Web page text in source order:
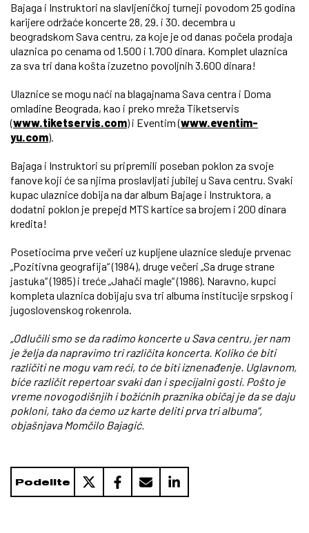
Bajaga i Instruktori na slavljeničkoj turneji povodom 25 godina
karijere održaće koncerte 28, 29. i 30. decembra u
beogradskom Sava centru, za koje je od danas počela prodaja
ulaznica po cenama od 1.500 i 1.700 dinara. Komplet ulaznica
za sva tri dana košta izuzetno povoljnih 3.600 dinara!
Ulaznice se mogu naći na blagajnama Sava centra i Doma
omladine Beograda, kao i preko mreža Tiketservis
(www.tiketservis.com) i Eventim (www.eventim-
yu.com).
Bajaga i Instruktori su pripremili poseban poklon za svoje
fanove koji će sa njima proslavljati jubilej u Sava centru. Svaki
kupac ulaznice dobija na dar album Bajage i Instruktora, a
dodatni poklon je prepejd MTS kartice sa brojem i 200 dinara
kredita!
Posetiocima prve večeri uz kupljene ulaznice sleduje prvenac
„Pozitivna geografija“ (1984), druge večeri „Sa druge strane
jastuka“ (1985) i treće „Jahači magle“ (1986). Naravno, kupci
kompleta ulaznica dobijaju sva tri albuma institucije srpskog i
jugoslovenskog rokenrola.
„Odlučili smo se da radimo koncerte u Sava centru, jer nam
je želja da napravimo tri različita koncerta. Koliko će biti
različiti ne mogu vam reći, to će biti iznenađenje. Uglavnom,
biće različit repertoar svaki dan i specijalni gosti. Pošto je
vreme novogodišnjih i božićnih praznika običaj je da se daju
pokloni, tako da ćemo uz karte deliti prva tri albuma“,
objašnjava Momčilo Bajagić.
Podelite